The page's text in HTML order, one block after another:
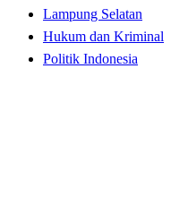
Lampung Selatan
Hukum dan Kriminal
Politik Indonesia